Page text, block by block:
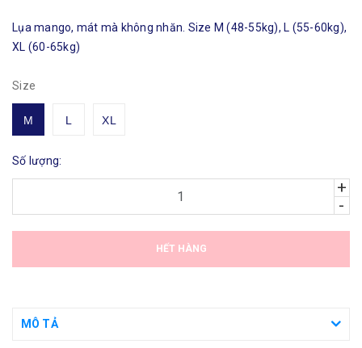
Lụa mango, mát mà không nhăn. Size M (48-55kg), L (55-60kg),
XL (60-65kg)
Size
M L XL
Số lượng:
+
-
HẾT HÀNG
MÔ TẢ